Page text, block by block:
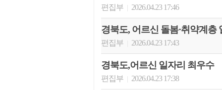
편집부 | 2026.04.23 17:46
경북도, 어르신 돌봄·취약계
편집부 2026.04.23 17:43
경북도,어르신 일자리 최우수
편집부 | 2026.04.23 17:38